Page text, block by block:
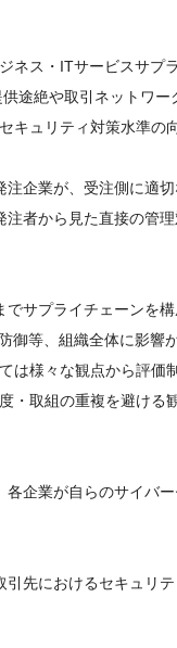
ネス・ITサービスサ
途絶や取引ネットワ
キュリティ対策水準の
注企業が、受注側に
者から見た直接の管
サプライチェーンを
御等、組織全体に影
は様々な観点から評
・取組の重複を避け
企業が自らのサイバ
先におけるセキュリ